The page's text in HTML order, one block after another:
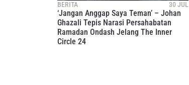
BERITA 30 JUL
‘Jangan Anggap Saya Teman’ – Johan
Ghazali Tepis Narasi Persahabatan
Ramadan Ondash Jelang The Inner
Circle 24